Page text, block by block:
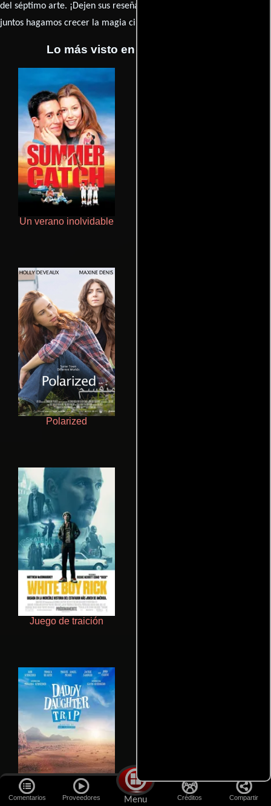
Comentarios Proveedores Menu Créditos Compartir
del séptimo arte. ¡Dejen sus reseña en la
juntos hagamos crecer la magia cinematográfica!
Lo más visto en Cineyseries.net
Un verano inolvidable
Polarized
Juego de traición